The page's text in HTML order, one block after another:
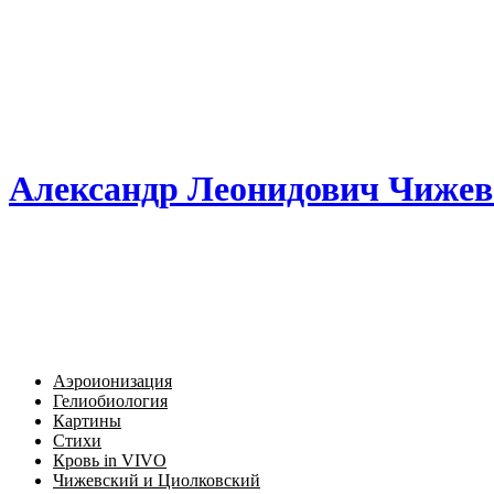
Александр Леонидович
Аэроионизация
Гелиобиология
Картины
Стихи
Кровь in VIVO
Чижевский и Циолковский